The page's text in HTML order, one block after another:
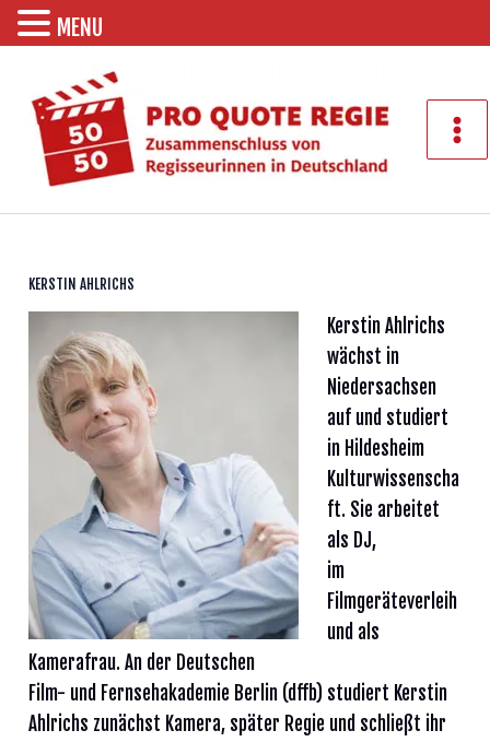
springen
KERSTIN AHLRICHS
Kerstin Ahlrichs
wächst in
Niedersachsen
auf und studiert
in Hildesheim
Kulturwissenscha
ft. Sie arbeitet
als DJ,
im
Filmgeräteverleih
und als
Kamerafrau. An der Deutschen
Film- und Fernsehakademie Berlin (dffb) studiert Kerstin
Ahlrichs zunächst Kamera, später Regie und schließt ihr
MENU